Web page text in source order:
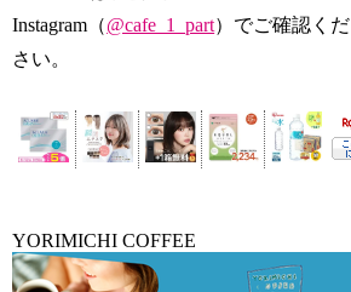
Instagram（@cafe_1_part）でご確認くだ
さい。
YORIMICHI COFFEE